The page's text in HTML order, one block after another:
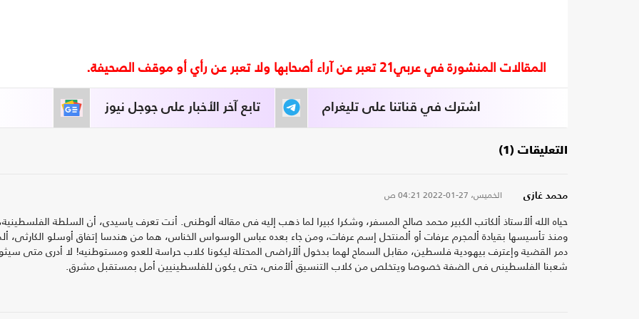
المقالات المنشورة في عربي21 تعبر عن آراء أصحابها ولا تعبر عن رأي أو موقف الصحيفة.
تابع آخر الأخبار على جوجل نيوز اشترك في قناتنا على تليغرام
التعليقات (1)
محمد غازى الخميس، 27-01-2022 04:21 ص
حياه الله ألأستاذ ألكاتب الكبير محمد صالح المسفر، وشكرا كبيرا لما ذهب إليه فى مقاله ألوطنى. أنت تعرف ياسيدى، أن السلطة
ومنذ تأسيسها بقيادة ألمجرم عرفات أو ألمنتحل إسم عرفات، ومن جاء بعده عباس الوسواس الخناس، هما من هندسا إتفاق أوسلو الكارثى،
دمر القضية وإعترف بيهودية فلسطين، مقابل السماح لهما بدخول ألأراضى المحتلة ليكونا كلاب حراسة للعدو ومستوطنيه! لا أدرى متى
شعبنا الفلسطينى فى الضفة خصوصا ويتخلص من كلاب التنسيق ألأمنى، حتى يكون للفلسطينيين أمل بمستقبل مشرق.